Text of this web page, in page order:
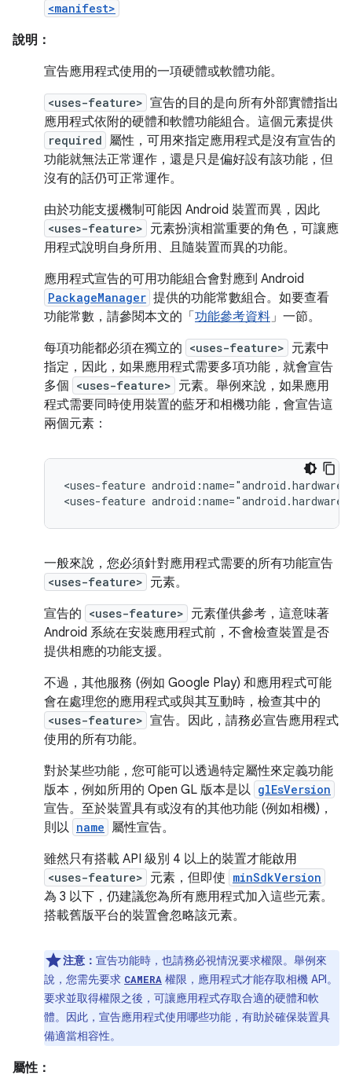
<manifest>
說明：
宣告應用程式使用的一項硬體或軟體功能。
<uses-feature> 宣告的目的是向所有外部實體指出
應用程式依附的硬體和軟體功能組合。這個元素提供
required 屬性，可用來指定應用程式是沒有宣告的
功能就無法正常運作，還是只是偏好設有該功能，但
沒有的話仍可正常運作。
由於功能支援機制可能因 Android 裝置而異，因此
<uses-feature> 元素扮演相當重要的角色，可讓應
用程式說明自身所用、且隨裝置而異的功能。
應用程式宣告的可用功能組合會對應到 Android
PackageManager 提供的功能常數組合。如要查看
功能常數，請參閱本文的「 功能參考資料」一節。
每項功能都必須在獨立的 <uses-feature> 元素中
指定，因此，如果應用程式需要多項功能，就會宣告
多個 <uses-feature> 元素。舉例來說，如果應用
程式需要同時使用裝置的藍牙和相機功能，會宣告這
兩個元素：
<uses-feature
<uses-feature
一般來說，您必須針對應用程式需要的所有功能宣告
<uses-feature> 元素。
宣告的 <uses-feature> 元素僅供參考，這意味著
Android 系統在安裝應用程式前，不會檢查裝置是否
提供相應的功能支援。
不過，其他服務 (例如 Google Play) 和應用程式可能
會在處理您的應用程式或與其互動時，檢查其中的
<uses-feature> 宣告。因此，請務必宣告應用程式
使用的所有功能。
對於某些功能，您可能可以透過特定屬性來定義功能
版本，例如所用的 Open GL 版本是以 glEsVersion
宣告。至於裝置具有或沒有的其他功能 (例如相機)，
則以 name 屬性宣告。
雖然只有搭載 API 級別 4 以上的裝置才能啟用
<uses-feature> 元素，但即使 minSdkVersion
為 3 以下，仍建議您為所有應用程式加入這些元素。
搭載舊版平台的裝置會忽略該元素。
注意： 宣告功能時，也請務必視情況要求權限。舉例來
說，您需先要求 CAMERA 權限，應用程式才能存取相機 API。
要求並取得權限之後，可讓應用程式存取合適的硬體和軟
體。因此，宣告應用程式使用哪些功能，有助於確保裝置具
備適當相容性。
屬性：